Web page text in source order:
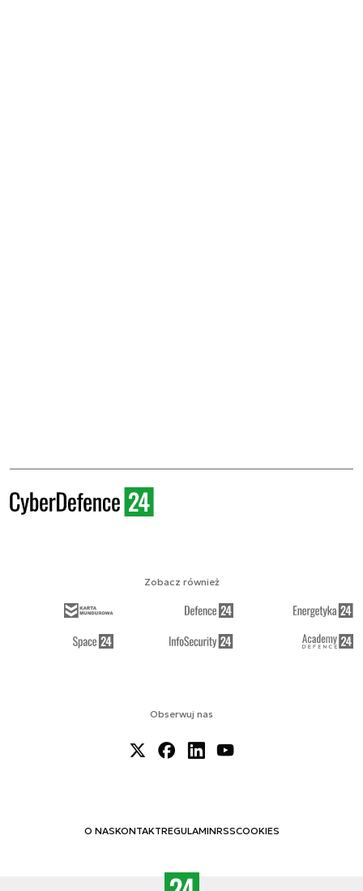
Obserwuj nas
O NASKONTAKTREGULAMINRSSCOOKIES
Zobacz również